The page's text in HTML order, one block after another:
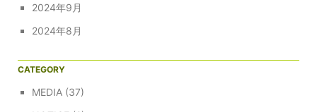
2024年9月
2024年8月
CATEGORY
MEDIA (37)